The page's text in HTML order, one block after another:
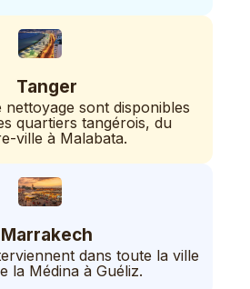
Tanger
nettoyage sont disponibles
quartiers tangérois, du
ville à Malabata.
Marrakech
dans toute la ville
la Médina à Guéliz.